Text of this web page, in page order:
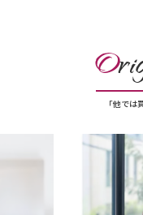
O
「他で